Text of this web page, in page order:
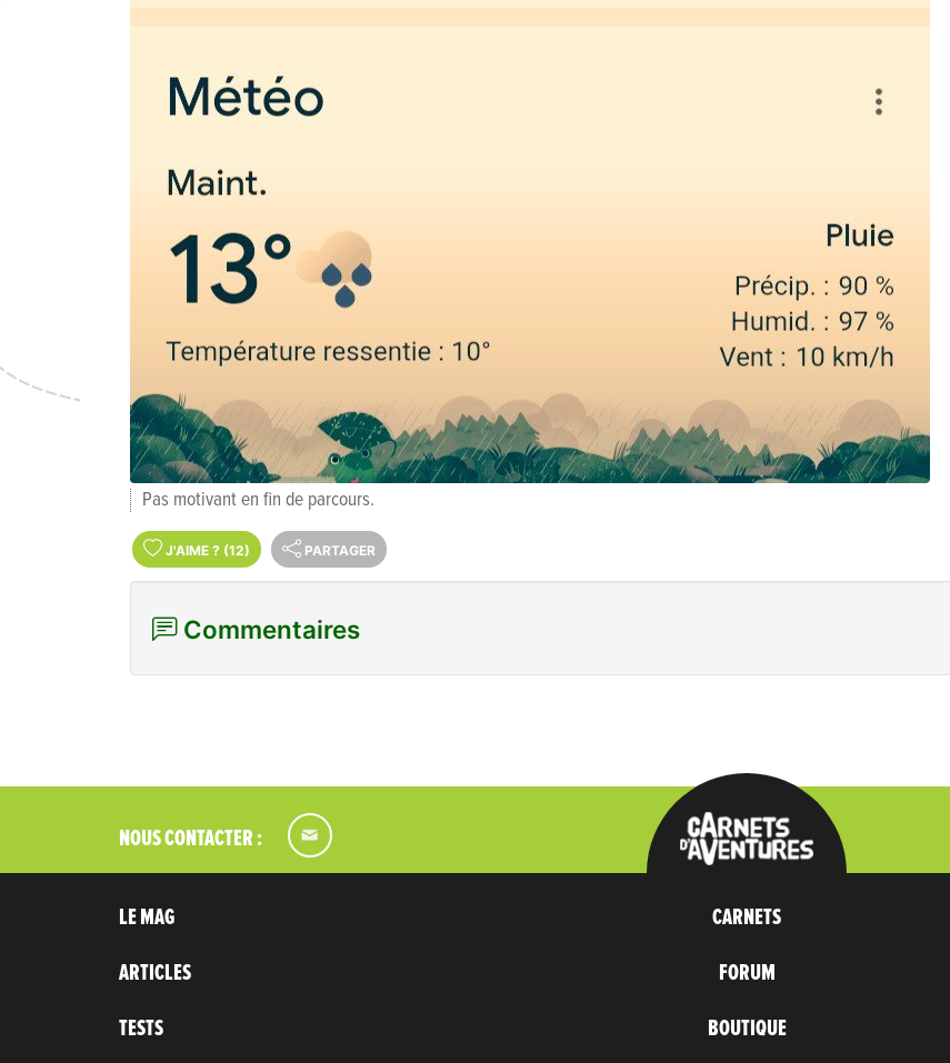
Pas motivant en fin de parcours.
J'AIME ? (12) PARTAGER
Commentaires
NOUS CONTACTER :
LE MAG
ARTICLES
TESTS
CARNETS
FORUM
BOUTIQUE